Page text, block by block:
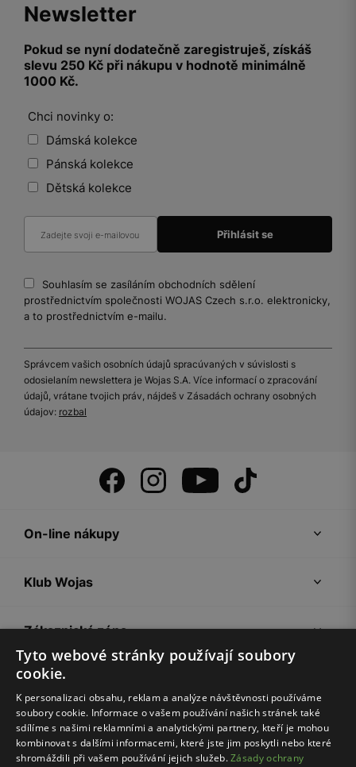
Newsletter
Pokud se nyní dodatečně zaregistruješ, získáš
slevu 250 Kč při nákupu v hodnotě minimálně
1000 Kč.
Chci novinky o:
Dámská kolekce
Pánská kolekce
Dětská kolekce
Souhlasím se zasíláním obchodních sdělení
prostřednictvím společnosti WOJAS Czech s.r.o. elektronicky,
a to prostřednictvím e-mailu.
Správcem vašich osobních údajů spracúvaných v súvislosti s
odosielaním newslettera je Wojas S.A. Více informací o zpracování
údajů, vrátane tvojich práv, nájdeš v Zásadách ochrany osobných
údajov: rozbal
On-line nákupy
Klub Wojas
Zákaznická zóna
Společnost Wojas
Rady
Tyto webové stránky používají soubory
cookie.
K personalizaci obsahu, reklam a analýze návštěvnosti používáme
soubory cookie. Informace o vašem používání našich stránek také
sdílíme s našimi reklamními a analytickými partnery, kteří je mohou
kombinovat s dalšími informacemi, které jste jim poskytli nebo které
shromáždili při vašem používání jejich služeb.Zásady ochrany